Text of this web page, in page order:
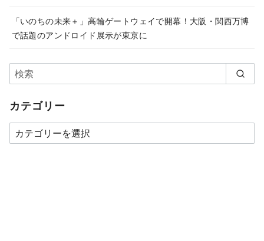
「いのちの未来＋」高輪ゲートウェイで開幕！大阪・関西万博
で話題のアンドロイド展示が東京に
カテゴリー
カ
テ